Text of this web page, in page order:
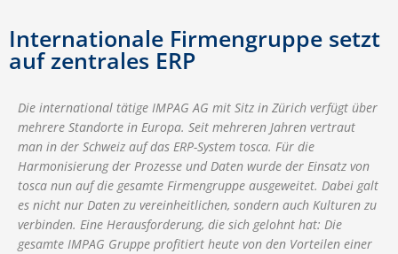
Internationale Firmengruppe setzt
auf zentrales ERP
Die international tätige IMPAG AG mit Sitz in Zürich verfügt über
mehrere Standorte in Europa. Seit mehreren Jahren vertraut
man in der Schweiz auf das ERP-System tosca. Für die
Harmonisierung der Prozesse und Daten wurde der Einsatz von
tosca nun auf die gesamte Firmengruppe ausgeweitet. Dabei galt
es nicht nur Daten zu vereinheitlichen, sondern auch Kulturen zu
verbinden. Eine Herausforderung, die sich gelohnt hat: Die
gesamte IMPAG Gruppe profitiert heute von den Vorteilen einer